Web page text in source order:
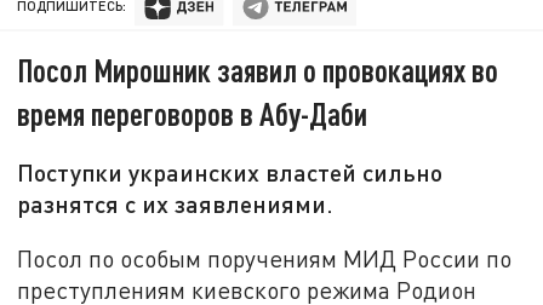
ПОДПИШИТЕСЬ:
Посол Мирошник заявил о провокациях во
время переговоров в Абу-Даби
Поступки украинских властей сильно
разнятся с их заявлениями.
Посол по особым поручениям МИД России по
преступлениям киевского режима Родион